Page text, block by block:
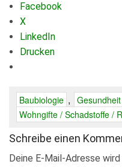
Facebook
X
LinkedIn
Drucken
Baubiologie ,
Wohngifte / Schadstoffe /
Schreibe einen
Deine E-Mail-Adresse